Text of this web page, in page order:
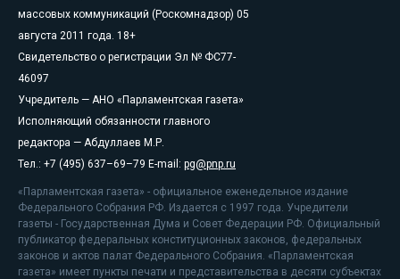
массовых коммуникаций (Роскомнадзор) 05
августа 2011 года. 18+
Свидетельство о регистрации Эл № ФС77-
46097
Учредитель — АНО «Парламентская газета»
Исполняющий обязанности главного
редактора — Абдуллаев М.Р.
Тел.: +7 (495) 637–69–79 E-mail: pg@pnp.ru
«Парламентская газета» - официальное еженедельное издание
Федерального Собрания РФ. Издается с 1997 года. Учредители
газеты - Государственная Дума и Совет Федерации РФ. Официальный
публикатор федеральных конституционных законов, федеральных
законов и актов палат Федерального Собрания. «Парламентская
газета» имеет пункты печати и представительства в десяти субъектах